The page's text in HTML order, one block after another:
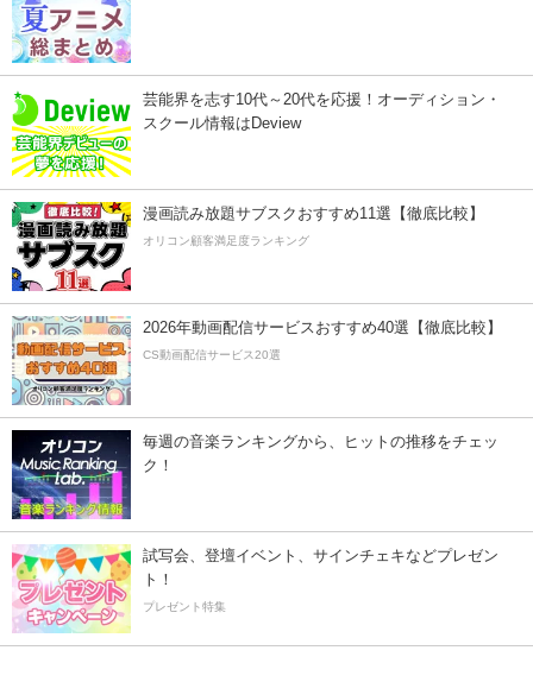
芸能界を志す10代～20代を応援！オーディション・
スクール情報はDeview
漫画読み放題サブスクおすすめ11選【徹底比較】
オリコン顧客満足度ランキング
2026年動画配信サービスおすすめ40選【徹底比較】
CS動画配信サービス20選
毎週の音楽ランキングから、ヒットの推移をチェッ
ク！
試写会、登壇イベント、サインチェキなどプレゼン
ト！
プレゼント特集